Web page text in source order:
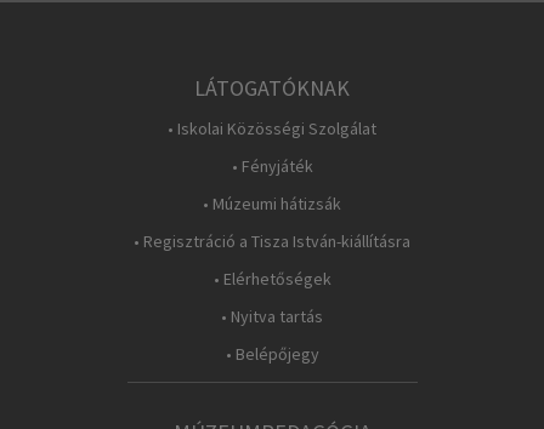
LÁTOGATÓKNAK
• Iskolai Közösségi Szolgálat
• Fényjáték
• Múzeumi hátizsák
• Regisztráció a Tisza István-kiállításra
• Elérhetőségek
• Nyitva tartás
• Belépőjegy